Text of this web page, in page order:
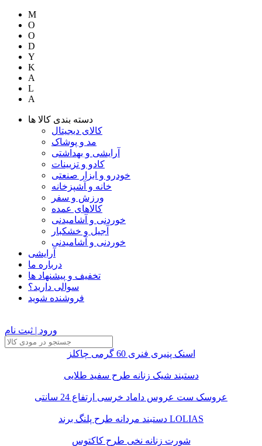
M
O
O
D
Y
K
A
L
A
دسته بندی کالا ها
کالای دیجیتال
مد و پوشاک
آرایشی و بهداشتی
کادو و تزیینات
خودرو و ابزار صنعتی
خانه و آشپزخانه
ورزش و سفر
کالاهای عمده
خوردنی و آشامیدنی
آجیل و خشکبار
خوردنی و آشامیدنی
آرایشی
درباره ما
تخفیف و پیشنهاد ها
سوالی دارید؟
فروشنده شوید
ورود | ثبت نام
اسنک پنیری فنری 60 گرمی چاکلز
دستبند شیک زنانه طرح سفید طلایی
عروسک ست عروس داماد خرسی ارتفاع 24 سانتی
دستبند مردانه طرح پلنگ برند LOLIAS
شورت زنانه نخی طرح کاکتوس